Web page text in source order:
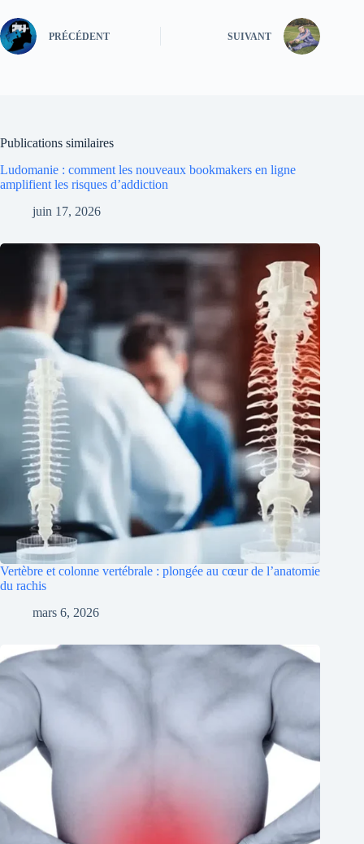
PRÉCÉDENT SUIVANT
Publications similaires
Ludomanie : comment les nouveaux bookmakers en ligne
amplifient les risques d’addiction
juin 17, 2026
Vertèbre et colonne vertébrale : plongée au cœur de l’anatomie
du rachis
mars 6, 2026